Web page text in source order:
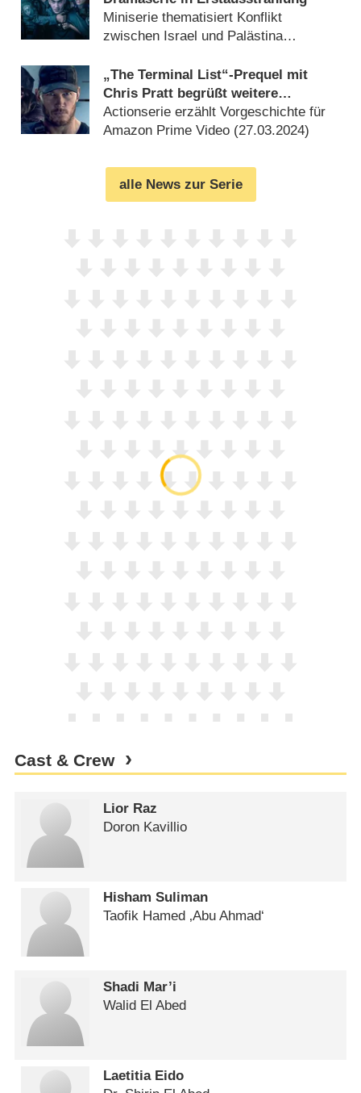
Miniserie thematisiert Konflikt
zwischen Israel und Palästina
„The Terminal List“-Prequel mit
Chris Pratt begrüßt weitere
Neuzugänge
Actionserie erzählt Vorgeschichte für
Amazon Prime Video (27.03.2024)
alle News zur Serie
Cast & Crew
Lior Raz
Doron Kavillio
Hisham Suliman
Taofik Hamed ‚Abu Ahmad‘
Shadi Mar’i
Walid El Abed
Laetitia Eido